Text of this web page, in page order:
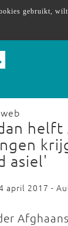
helft
asiel'
april 2017 -
gebruikt,